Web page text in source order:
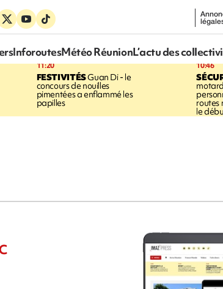
InforoutesMétéo RéunionL’actu des
11:20
FESTIVITÉSGuan Di - le
concours de nouilles
pimentées a enflammé les
papilles
10:46
routes
le